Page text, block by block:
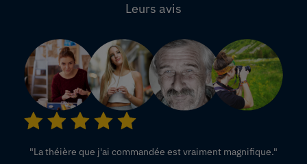
Leurs avis
"La théière que j'ai commandée est vraiment magnifique."